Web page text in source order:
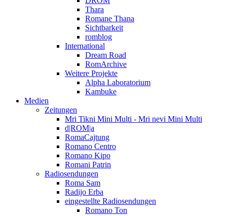
Thara
Romane Thana
Sichtbarkeit
romblog
International
Dream Road
RomArchive
Weitere Projekte
Alpha Laboratorium
Kambuke
Medien
Zeitungen
Mri Tikni Mini Multi - Mri nevi Mini Multi
d|ROM|a
RomaCajtung
Romano Centro
Romano Kipo
Romani Patrin
Radiosendungen
Roma Sam
Radijo Erba
eingestellte Radiosendungen
Romano Ton